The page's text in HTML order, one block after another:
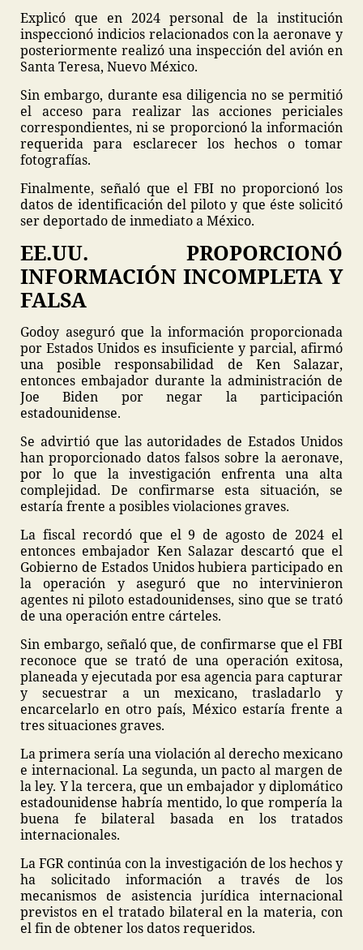
Explicó que en 2024 personal de la institución
inspeccionó indicios relacionados con la aeronave y
posteriormente realizó una inspección del avión en
Santa Teresa, Nuevo México.
Sin embargo, durante esa diligencia no se permitió
el acceso para realizar las acciones periciales
correspondientes, ni se proporcionó la información
requerida para esclarecer los hechos o tomar
fotografías.
Finalmente, señaló que el FBI no proporcionó los
datos de identificación del piloto y que éste solicitó
ser deportado de inmediato a México.
EE.UU. PROPORCIONÓ
INFORMACIÓN INCOMPLETA Y
FALSA
Godoy aseguró que la información proporcionada
por Estados Unidos es insuficiente y parcial, afirmó
una posible responsabilidad de Ken Salazar,
entonces embajador durante la administración de
Joe Biden por negar la participación
estadounidense.
Se advirtió que las autoridades de Estados Unidos
han proporcionado datos falsos sobre la aeronave,
por lo que la investigación enfrenta una alta
complejidad. De confirmarse esta situación, se
estaría frente a posibles violaciones graves.
La fiscal recordó que el 9 de agosto de 2024 el
entonces embajador Ken Salazar descartó que el
Gobierno de Estados Unidos hubiera participado en
la operación y aseguró que no intervinieron
agentes ni piloto estadounidenses, sino que se trató
de una operación entre cárteles.
Sin embargo, señaló que, de confirmarse que el FBI
reconoce que se trató de una operación exitosa,
planeada y ejecutada por esa agencia para capturar
y secuestrar a un mexicano, trasladarlo y
encarcelarlo en otro país, México estaría frente a
tres situaciones graves.
La primera sería una violación al derecho mexicano
e internacional. La segunda, un pacto al margen de
la ley. Y la tercera, que un embajador y diplomático
estadounidense habría mentido, lo que rompería la
buena fe bilateral basada en los tratados
internacionales.
La FGR continúa con la investigación de los hechos y
ha solicitado información a través de los
mecanismos de asistencia jurídica internacional
previstos en el tratado bilateral en la materia, con
el fin de obtener los datos requeridos.